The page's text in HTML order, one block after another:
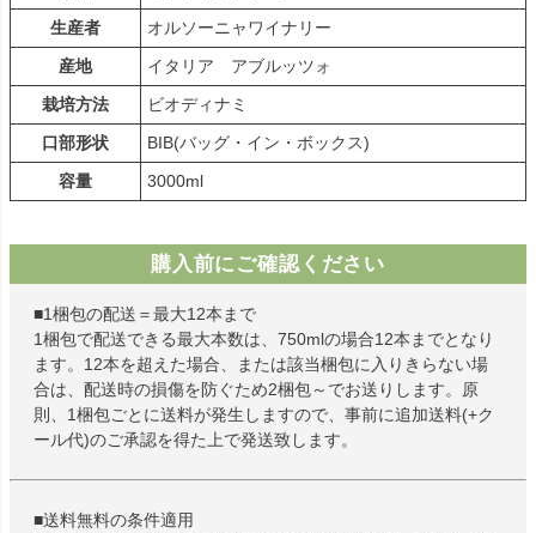
生産者
オルソーニャワイナリー
産地
イタリア アブルッツォ
栽培方法
ビオディナミ
口部形状
BIB(バッグ・イン・ボックス)
容量
3000ml
購入前にご確認ください
■1梱包の配送＝最大12本まで
1梱包で配送できる最大本数は、750mlの場合12本までとなり
ます。12本を超えた場合、または該当梱包に入りきらない場
合は、配送時の損傷を防ぐため2梱包～でお送りします。原
則、1梱包ごとに送料が発生しますので、事前に追加送料(+ク
ール代)のご承認を得た上で発送致します。
■送料無料の条件適用